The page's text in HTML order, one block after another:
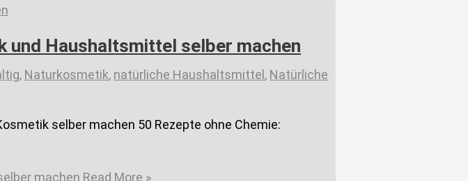
und Haushaltsmittel selber machen
, Naturkosmetik, natürliche Haushaltsmittel , Natürliche
selber machen 50 Rezepte ohne Chemie:
machen Read More »